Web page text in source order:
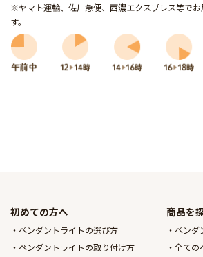
※ヤマト運輸、佐川急便、西濃エクスプレス等で
す。
初めての方へ
ペンダントライトの選び方
ペンダントライトの取り付け方
商品を
ペンダ
全ての